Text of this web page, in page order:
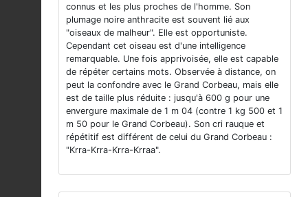
connus et les plus proches de l'homme. Son
plumage noire anthracite est souvent lié aux
"oiseaux de malheur". Elle est opportuniste.
Cependant cet oiseau est d'une intelligence
remarquable. Une fois apprivoisée, elle est capable
de répéter certains mots. Observée à distance, on
peut la confondre avec le Grand Corbeau, mais elle
est de taille plus réduite : jusqu'à 600 g pour une
envergure maximale de 1 m 04 (contre 1 kg 500 et 1
m 50 pour le Grand Corbeau). Son cri rauque et
répétitif est différent de celui du Grand Corbeau :
"Krra-Krra-Krra-Krraa".